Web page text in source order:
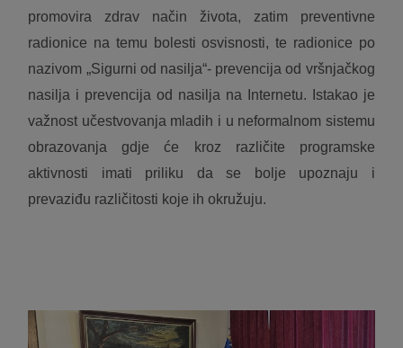
promovira zdrav način života, zatim preventivne
radionice na temu bolesti osvisnosti, te radionice po
nazivom „Sigurni od nasilja“- prevencija od vršnjačkog
nasilja i prevencija od nasilja na Internetu. Istakao je
važnost učestvovanja mladih i u neformalnom sistemu
obrazovanja gdje će kroz različite programske
aktivnosti imati priliku da se bolje upoznaju i
prevaziđu različitosti koje ih okružuju.